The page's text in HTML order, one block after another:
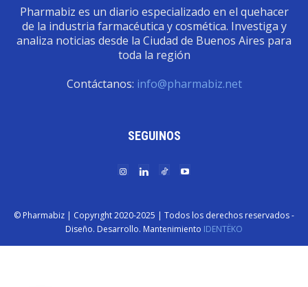
Pharmabiz es un diario especializado en el quehacer
de la industria farmacéutica y cosmética. Investiga y
analiza noticias desde la Ciudad de Buenos Aires para
toda la región
Contáctanos: info@pharmabiz.net
SEGUINOS
© Pharmabiz | Copyrıght 2020-2025 | Todos los derechos reservados -
Diseño. Desarrollo. Mantenimiento IDENTËKO